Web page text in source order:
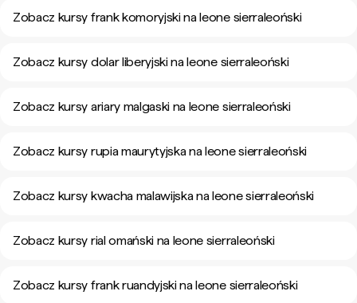
Zobacz kursy frank komoryjski na leone sierraleoński
Zobacz kursy dolar liberyjski na leone sierraleoński
Zobacz kursy ariary malgaski na leone sierraleoński
Zobacz kursy rupia maurytyjska na leone sierraleoński
Zobacz kursy kwacha malawijska na leone sierraleoński
Zobacz kursy rial omański na leone sierraleoński
Zobacz kursy frank ruandyjski na leone sierraleoński